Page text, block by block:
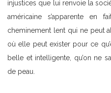
injustices que lui renvoie la
américaine s’apparente en
cheminement lent qui ne peut
où elle peut exister pour ce
belle et intelligente, qu’on ne
de peau.